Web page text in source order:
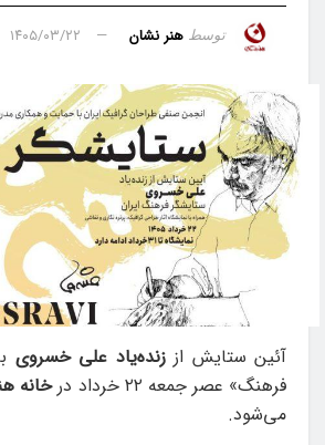
توسط هنر نشان ۱۴۰۵/۰۳/۲۲
آئین ستایش اززنده‌یاد علی خسروی
فرهنگ» عصر جمعه ۲۲ خرداد در
خانه
می‌شود.